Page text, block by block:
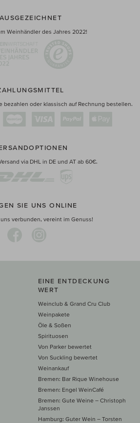
AUSGEZEICHNET
Weinhändler des Jahres 2022!
bezahlen oder klassisch auf Rechnung bestellen.
via DHL in DE und AT ab 60€.
SIE UNS ONLINE
verbunden, vereint im Genuss!
EINE ENTDECKUNG
WERT
Weinclub & Grand Cru Club
Weinpakete
Öle & Soßen
Spirituosen
Von Parker bewertet
Von Suckling bewertet
Weinankauf
Bremen: Bar Rique Winehouse
Bremen: Engel WeinCafé
Bremen: Gute Weine – Christoph
Janssen
Hamburg: Guter Wein – Torsten